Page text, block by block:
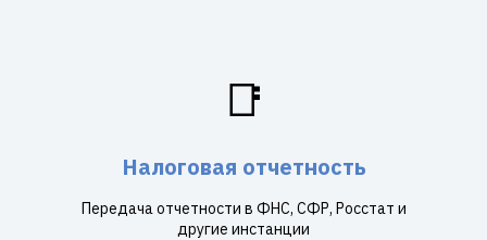
📑
Налоговая отчетность
Передача отчетности в ФНС, СФР, Росстат и
другие инстанции